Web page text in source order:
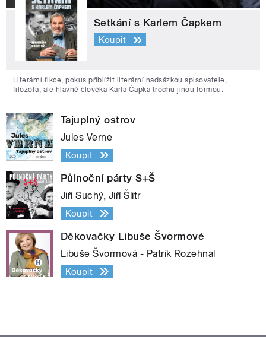
Setkání s Karlem Čapkem
Koupit
Literární fikce, pokus přiblížit literární nadsázkou spisovatele,
filozofa, ale hlavně člověka Karla Čapka trochu jinou formou.
Tajuplný ostrov
Jules Verne
Koupit
Půlnoční párty S+Š
Jiří Suchý, Jiří Šlitr
Koupit
Děkovačky Libuše Švormové
Libuše Švormová - Patrik Rozehnal
Koupit